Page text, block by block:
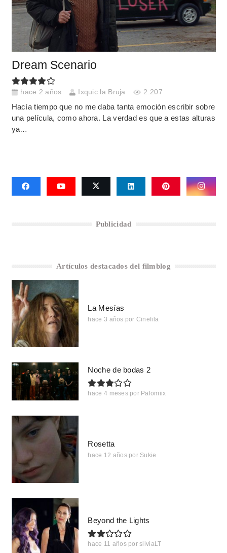
Dream Scenario
hace 2 años Ixquic la Bruja 2.207
Hacía tiempo que no me daba tanta emoción escribir sobre
una película, como ahora. La verdad es que a estas alturas
ya…
Publicidad
Artículos destacados del filmblog
La Mesías
hace 3 años por Cinefila
Noche de bodas 2
hace 4 meses por Palomiix
Rosetta
hace 12 años por Sukie
Beyond the Lights
hace 11 años por silviaLT